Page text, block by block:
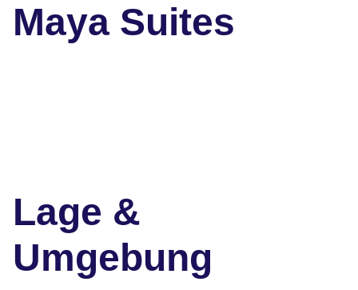
Maya Suites
Lage &
Umgebung